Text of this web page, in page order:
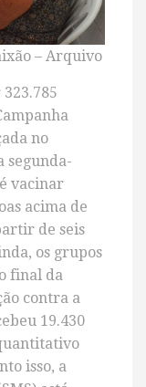
– Arquivo
no
segunda-
vacinar
acima de
de seis
os grupos
final da
contra a
19.430
isso, a